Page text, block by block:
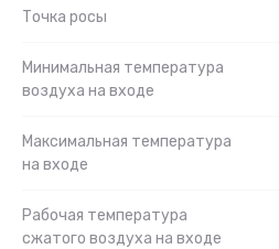
Точка росы
Минимальная температура
воздуха на входе
Максимальная температура
на входе
Рабочая температура
сжатого воздуха на входе